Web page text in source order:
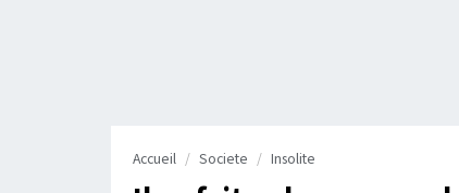
Accueil Societe Insolite